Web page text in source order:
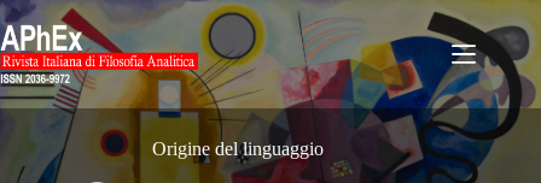
Salta
al
contenuto
Origine del linguaggio